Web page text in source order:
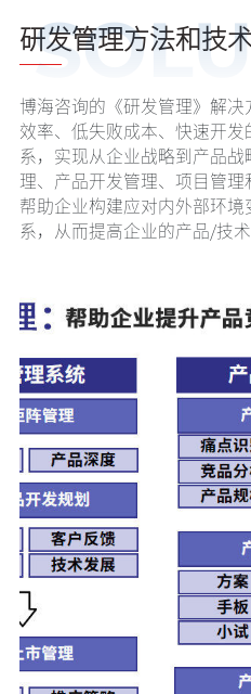
研发管理方法和技
博海咨询的《研发管理》解
效率、低失败成本、快速开
系，实现从企业战略到产品
理、产品开发管理、项目管理
帮助企业构建应对内外部环
系，从而提高企业的产品/技术